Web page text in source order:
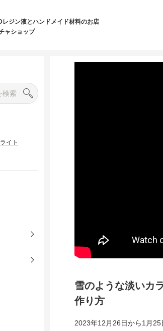
レジン液とハンドメイド材料のお店
ャショップ
ライト
雪のような淡いカ
作り方
2023年12月26日から1月